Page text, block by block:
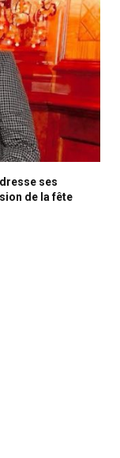
ses
de la fête